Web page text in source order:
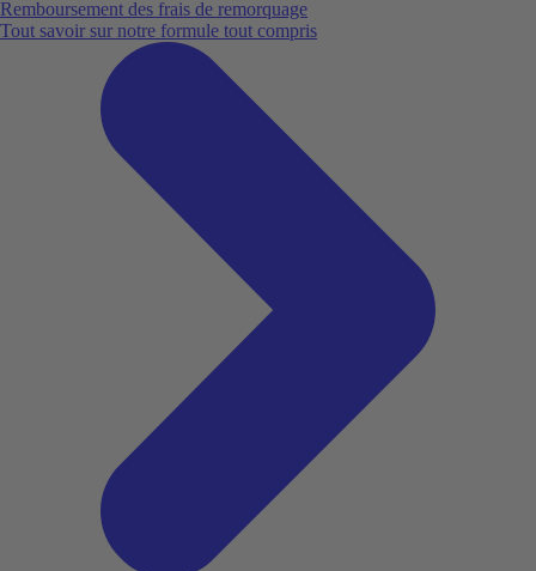
Remboursement des frais de remorquage
Tout savoir sur notre formule tout compris